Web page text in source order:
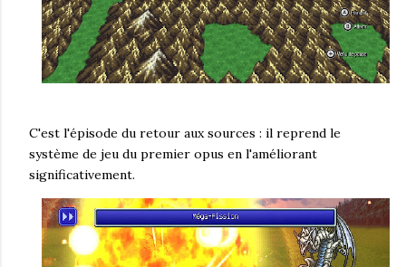
C'est l'épisode du retour aux sources : il reprend le
système de jeu du premier opus en l'améliorant
significativement.